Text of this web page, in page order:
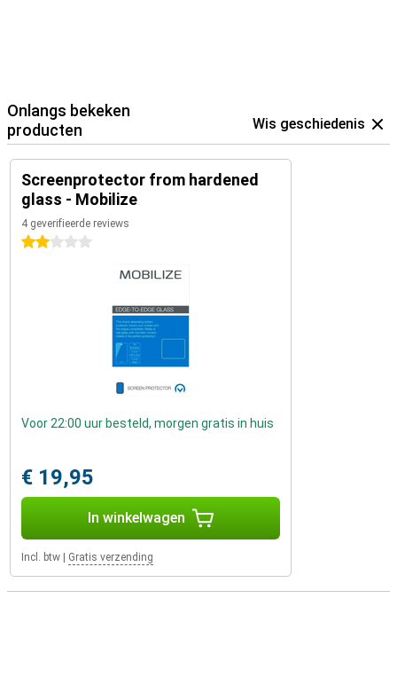
Onlangs bekeken
producten
Wis geschiedenis
Screenprotector from hardened
glass - Mobilize
4 geverifieerde reviews
2 sterren
Voor 22:00 uur besteld, morgen gratis in huis
€ 19,95
In winkelwagen
Incl. btw Gratis verzending